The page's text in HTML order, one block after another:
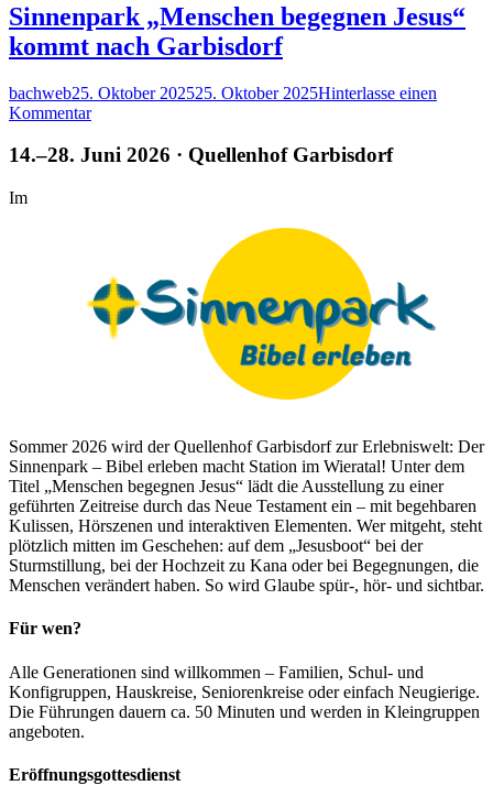
Sinnenpark „Menschen begegnen Jesus“
kommt nach Garbisdorf
Autor
bachwebVeröffentlicht
am
25. Oktober 202525. Oktober 2025Hinterlasse einen
Kommentarzu
„Menschen
14.–28. Juni 2026 · Quellenhof Garbisdorf
Im
Sommer 2026 wird der Quellenhof Garbisdorf zur Erlebniswelt: Der
Sinnenpark – Bibel erleben macht Station im Wieratal! Unter dem
Titel „Menschen begegnen Jesus“ lädt die Ausstellung zu einer
geführten Zeitreise durch das Neue Testament ein – mit begehbaren
Kulissen, Hörszenen und interaktiven Elementen. Wer mitgeht, steht
plötzlich mitten im Geschehen: auf dem „Jesusboot“ bei der
Sturmstillung, bei der Hochzeit zu Kana oder bei Begegnungen, die
Menschen verändert haben. So wird Glaube spür-, hör- und sichtbar.
Für wen?
Alle Generationen sind willkommen – Familien, Schul- und
Konfigruppen, Hauskreise, Seniorenkreise oder einfach Neugierige.
Die Führungen dauern ca. 50 Minuten und werden in Kleingruppen
angeboten.
Eröffnungsgottesdienst